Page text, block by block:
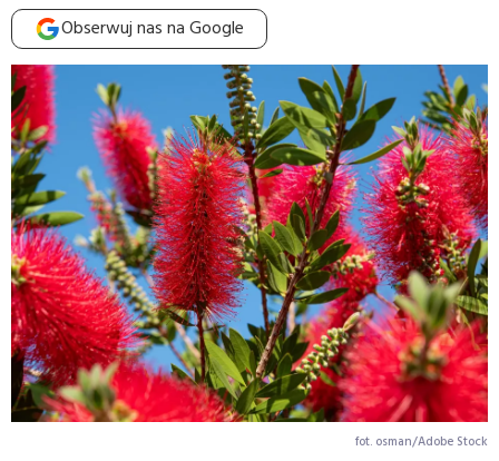
Obserwuj nas na Google
fot. osman/Adobe Stock